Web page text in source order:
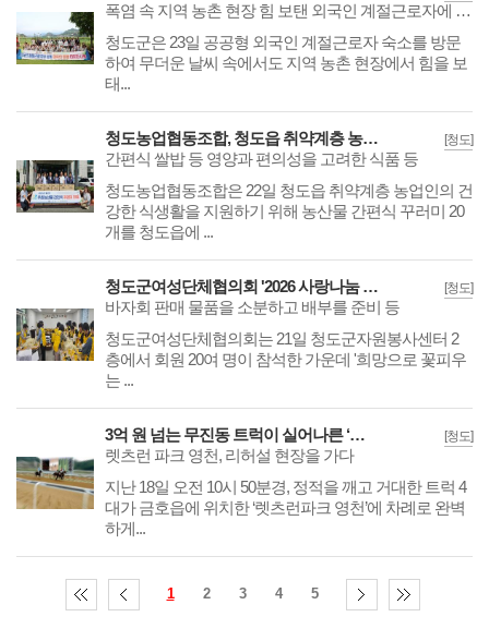
폭염 속 지역 농촌 현장 힘 보탠 외국인 계절근로자에 감사 전해
​​​​​​​청도군은 23일 공공형 외국인 계절근로자 숙소를 방문
하여 무더운 날씨 속에서도 지역 농촌 현장에서 힘을 보
태...
[청도]
청도농업협동조합, 청도읍 취약계층 농업인에 농산물 꾸러미 지원
간편식 쌀밥 등 영양과 편의성을 고려한 식품 등
청도농업협동조합은 22일 청도읍 취약계층 농업인의 건
강한 식생활을 지원하기 위해 농산물 간편식 꾸러미 20
개를 청도읍에 ...
[청도]
청도군여성단체협의회 '2026 사랑나눔 바자회' 개최
바자회 판매 물품을 소분하고 배부를 준비 등
​​​​​​​청도군여성단체협의회는 21일 청도군자원봉사센터 2
층에서 회원 20여 명이 참석한 가운데 '희망으로 꽃피우
는 ...
[청도]
3억 원 넘는 무진동 트럭이 실어나른 ‘질주 본능’
렛츠런 파크 영천, 리허설 현장을 가다
지난 18일 오전 10시 50분경, 정적을 깨고 거대한 트럭 4
대가 금호읍에 위치한 ‘렛츠런파크 영천’에 차례로 완벽
하게...
1 2 3 4 5